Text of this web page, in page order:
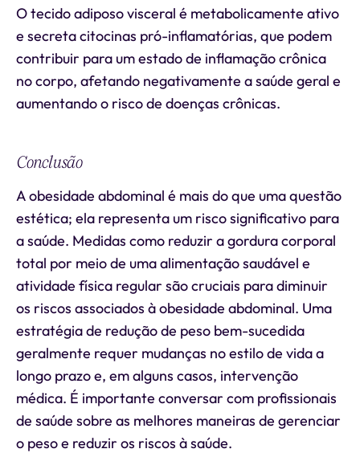
O tecido adiposo visceral é metabolicamente ativo
e secreta citocinas pró-inflamatórias, que podem
contribuir para um estado de inflamação crônica
no corpo, afetando negativamente a saúde geral e
aumentando o risco de doenças crônicas.
Conclusão
A obesidade abdominal é mais do que uma questão
estética; ela representa um risco significativo para
a saúde. Medidas como reduzir a gordura corporal
total por meio de uma alimentação saudável e
atividade física regular são cruciais para diminuir
os riscos associados à obesidade abdominal. Uma
estratégia de redução de peso bem-sucedida
geralmente requer mudanças no estilo de vida a
longo prazo e, em alguns casos, intervenção
médica. É importante conversar com profissionais
de saúde sobre as melhores maneiras de gerenciar
o peso e reduzir os riscos à saúde.